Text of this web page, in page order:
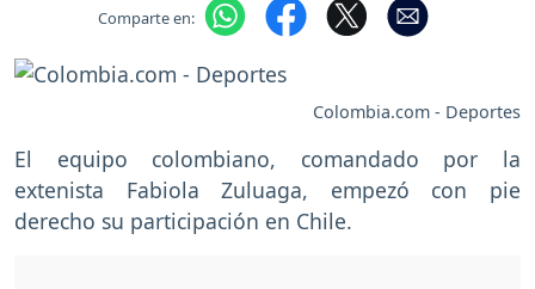
Comparte en:
Colombia.com - Deportes
El equipo colombiano, comandado por la
extenista Fabiola Zuluaga, empezó con pie
derecho su participación en Chile.